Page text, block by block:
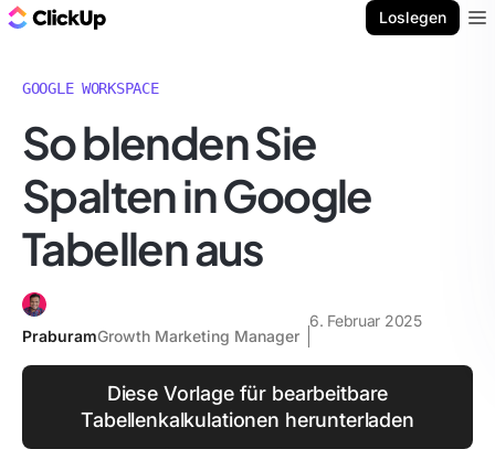
Loslegen
GOOGLE WORKSPACE
So blenden Sie
Spalten in Google
Tabellen aus
PraburamGrowth Marketing Manager
6. Februar 2025
Diese Vorlage für bearbeitbare
Tabellenkalkulationen herunterladen